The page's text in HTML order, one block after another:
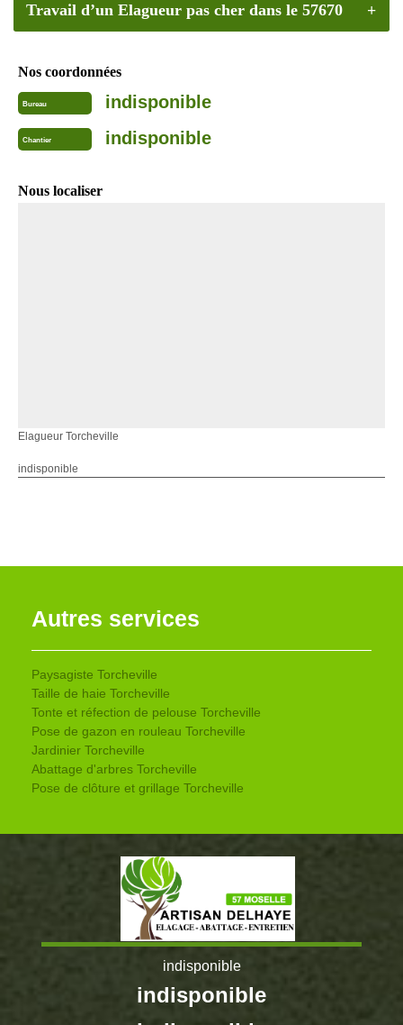
Travail d’un Elagueur pas cher dans le 57670
Nos coordonnées
Bureau indisponible
Chantier indisponible
Nous localiser
Elagueur Torcheville
indisponible
Autres services
Paysagiste Torcheville
Taille de haie Torcheville
Tonte et réfection de pelouse Torcheville
Pose de gazon en rouleau Torcheville
Jardinier Torcheville
Abattage d'arbres Torcheville
Pose de clôture et grillage Torcheville
indisponible
indisponible